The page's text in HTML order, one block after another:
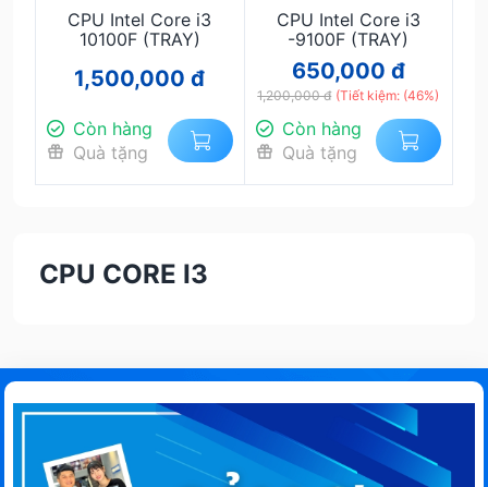
CPU Intel Core i3
10100F (TRAY)
1,500,000 đ
Còn hàng
Quà tặng
CPU Intel Core i3
-9100F (TRAY)
650,000 đ
1,200,000 đ (Tiết kiệm: (46%)
Còn hàng
Quà tặng
CPU CORE I3